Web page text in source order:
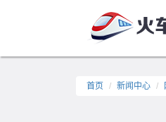
首页 新闻中心